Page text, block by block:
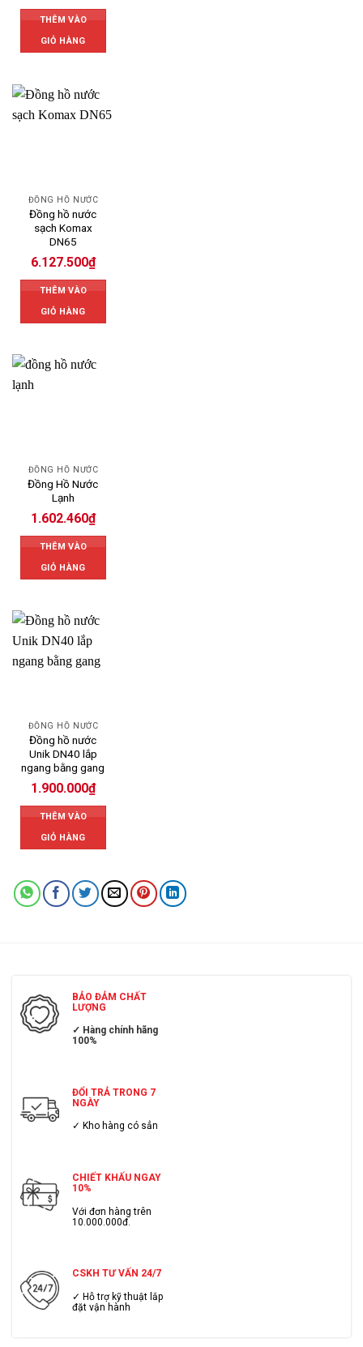
THÊM VÀO
GIỎ HÀNG
ĐỒNG HỒ NƯỚC
Đồng hồ nước
sạch Komax
DN65
6.127.500₫
THÊM VÀO
GIỎ HÀNG
ĐỒNG HỒ NƯỚC
Đồng Hồ Nước
Lạnh
1.602.460₫
THÊM VÀO
GIỎ HÀNG
ĐỒNG HỒ NƯỚC
Đồng hồ nước
Unik DN40 lắp
ngang bằng gang
1.900.000₫
THÊM VÀO
GIỎ HÀNG
BẢO ĐẢM CHẤT
LƯỢNG
✓ Hàng chính hãng
100%
ĐỔI TRẢ TRONG 7
NGÀY
✓ Kho hàng có sẳn
CHIẾT KHẤU NGAY
10%
Với đơn hàng trên
10.000.000đ.
CSKH TƯ VẤN 24/7
✓ Hỗ trợ kỹ thuật lắp
đặt vận hành